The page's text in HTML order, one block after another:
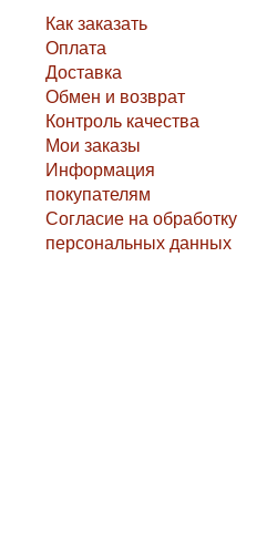
Как заказать
Оплата
Доставка
Обмен и возврат
Контроль качества
Мои заказы
Информация
покупателям
Согласие на обработку
персональных данных